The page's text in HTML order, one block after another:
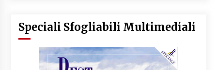
Speciali Sfogliabili Multimediali